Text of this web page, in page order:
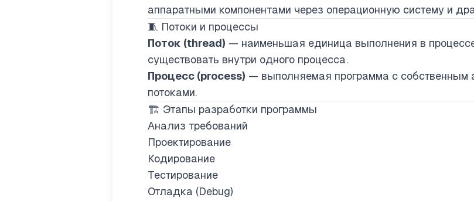
аппаратными компонентами через операционную систему и
🧵 Потоки и процессы
Поток (thread) — наименьшая единица выполнения в
существовать внутри одного процесса.
Процесс (process) — выполняемая программа с собственным
потоками.
🏗️ Этапы разработки программы
Анализ требований
Проектирование
Кодирование
Тестирование
Отладка (Debug)